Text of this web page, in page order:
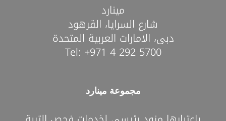
مينارد
شارع السرايا، القرهود
دبى، الامارات العربية المتحدة
Tel: +971 4 292 5700
مجموعة مينارد